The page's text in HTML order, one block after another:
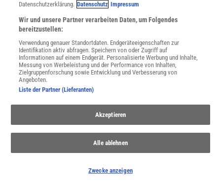
Afrika
Entdecken Sie die faszinierenden Facetten Afrikas, von seiner
kulturellen Vielfalt bis zu seinen Herausforderungen und
atemberaubenden Landschaften.
Datenschutzerklärung. Datenschutz Impressum
Wir und unsere Partner verarbeiten Daten, um Folgendes
bereitzustellen:
Verwendung genauer Standortdaten. Endgeräteeigenschaften zur
Identifikation aktiv abfragen. Speichern von oder Zugriff auf
Informationen auf einem Endgerät. Personalisierte Werbung und Inhalte,
Messung von Werbeleistung und der Performance von Inhalten,
Zielgruppenforschung sowie Entwicklung und Verbesserung von
Angeboten.
Liste der Partner (Lieferanten)
Akzeptieren
Alle ablehnen
Zwecke anzeigen